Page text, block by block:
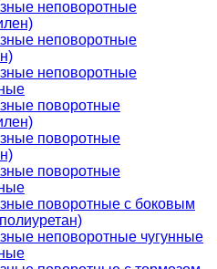
неповоротные
неповоротные
неповоротные
поворотные
поворотные
поворотные
поворотные с боковым
неповоротные чугунные